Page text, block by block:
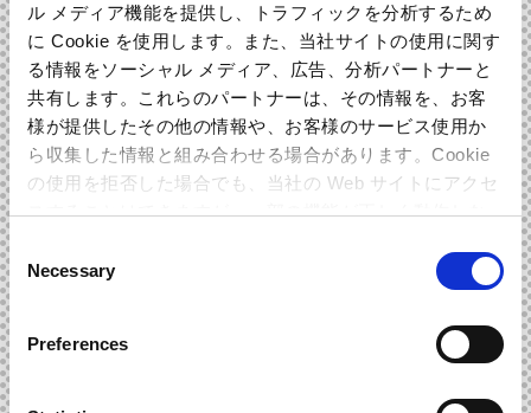
ル メディア機能を提供し、トラフィックを分析するため
に Cookie を使用します。また、当社サイトの使用に関す
る情報をソーシャル メディア、広告、分析パートナーと
共有します。これらのパートナーは、その情報を、お客
様が提供したその他の情報や、お客様のサービス使用か
ら収集した情報と組み合わせる場合があります。Cookie
の使用を拒否した場合でも、当社の Web サイトにアクセ
スすることはできますが、一部の機能が正しく動作しな
Consent
Selection
Necessary
Preferences
確かに、ホール独特の響きや奥行き、一発録りならではの一
体感や躍動感が本当に魅力的ですね！そして！演奏は！なん
と！東京フィルハーモニー交響楽団さんが担当されていると
の事ですが、東京フィルハーモニー交響楽団さんに演奏をお
願いした理由を聴かせて頂けますか？
コンポーザー
東京フィルハーモニー交響楽団さんに演奏をお願いした理由
は…昨今日本のゲーム音楽を海外で収録する事も多いと思う
本生まれの日本育ちという印象でしたので、そのモンハンと